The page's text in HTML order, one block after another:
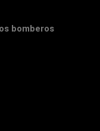
bomberos